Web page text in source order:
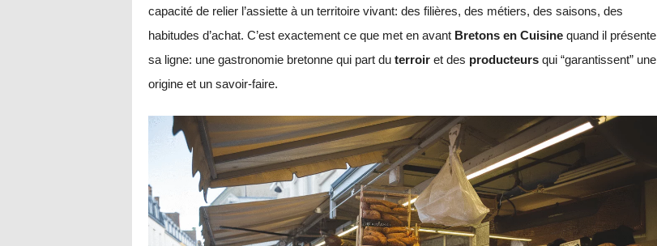
capacité de relier l’assiette à un territoire vivant: des filières, des métiers, des saisons, des
habitudes d’achat. C’est exactement ce que met en avant Bretons en Cuisinequand il présente
sa ligne: une gastronomie bretonne qui part du terroiret des producteursqui “garantissent” une
origine et un savoir-faire.